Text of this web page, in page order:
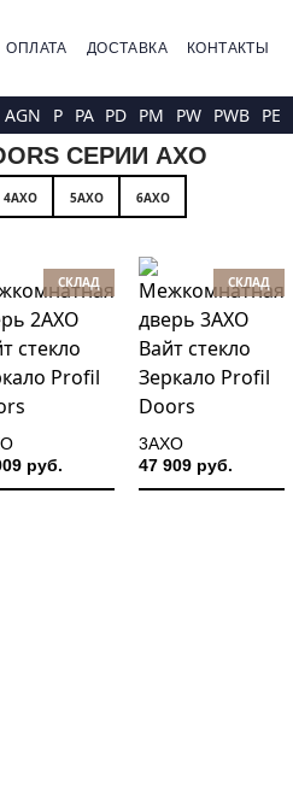
ОПЛАТА ДОСТАВКА КОНТАКТЫ
AGN P PA PD PM PW PWB PE
СЕРИИ AXO
4AXO 5AXO 6AXO
СКЛАД
руб.
СКЛАД
3AXO
47 909 руб.